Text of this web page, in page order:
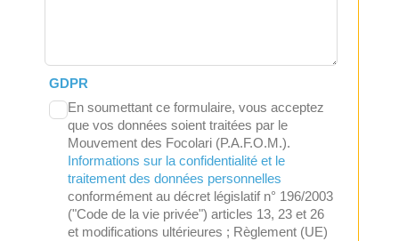
GDPR
En soumettant ce formulaire, vous acceptez
que vos données soient traitées par le
Mouvement des Focolari (P.A.F.O.M.).
Informations sur la confidentialité et le
traitement des données personnelles
conformément au décret législatif n° 196/2003
("Code de la vie privée") articles 13, 23 et 26
et modifications ultérieures ; Règlement (UE)